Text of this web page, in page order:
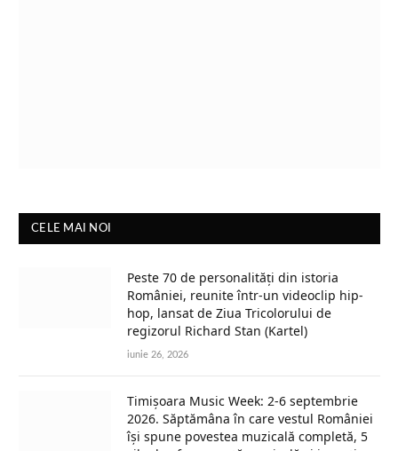
CELE MAI NOI
Peste 70 de personalități din istoria
României, reunite într-un videoclip hip-
hop, lansat de Ziua Tricolorului de
regizorul Richard Stan (Kartel)
iunie 26, 2026
Timișoara Music Week: 2-6 septembrie
2026. Săptămâna în care vestul României
își spune povestea muzicală completă, 5